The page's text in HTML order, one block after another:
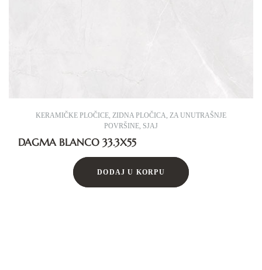
KERAMIČKE PLOČICE, ZIDNA PLOČICA, ZA UNUTRAŠNJE
POVRŠINE, SJAJ
DAGMA BLANCO 33.3X55
DODAJ U KORPU